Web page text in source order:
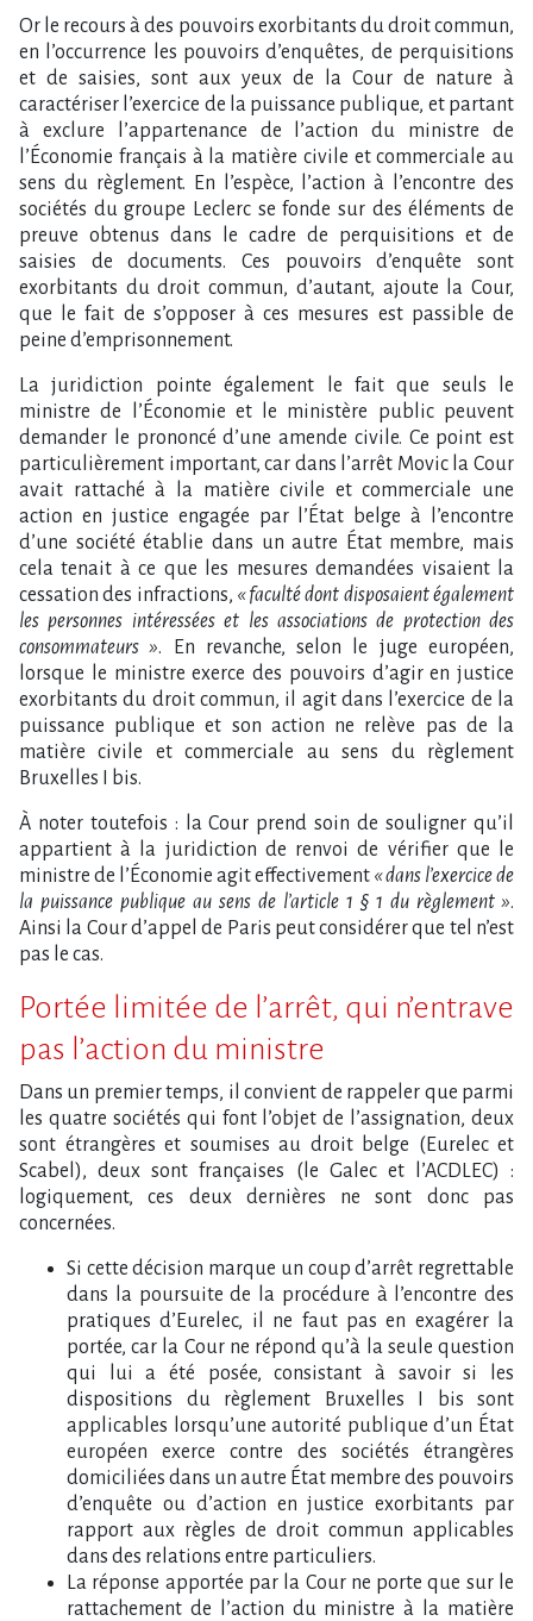
Or le recours à des pouvoirs exorbitants du droit commun,
en l’occurrence les pouvoirs d’enquêtes, de perquisitions
et de saisies, sont aux yeux de la Cour de nature à
caractériser l’exercice de la puissance publique, et partant
à exclure l’appartenance de l’action du ministre de
l’Économie français à la matière civile et commerciale au
sens du règlement. En l’espèce, l’action à l’encontre des
sociétés du groupe Leclerc se fonde sur des éléments de
preuve obtenus dans le cadre de perquisitions et de
saisies de documents. Ces pouvoirs d’enquête sont
exorbitants du droit commun, d’autant, ajoute la Cour,
que le fait de s’opposer à ces mesures est passible de
peine d’emprisonnement.
La juridiction pointe également le fait que seuls le
ministre de l’Économie et le ministère public peuvent
demander le prononcé d’une amende civile. Ce point est
particulièrement important, car dans l’arrêt Movic la Cour
avait rattaché à la matière civile et commerciale une
action en justice engagée par l’État belge à l’encontre
d’une société établie dans un autre État membre, mais
cela tenait à ce que les mesures demandées visaient la
cessation des infractions, « faculté dont disposaient également
les personnes intéressées et les associations de protection des
consommateurs ». En revanche, selon le juge européen,
lorsque le ministre exerce des pouvoirs d’agir en justice
exorbitants du droit commun, il agit dans l’exercice de la
puissance publique et son action ne relève pas de la
matière civile et commerciale au sens du règlement
Bruxelles I bis.
À noter toutefois : la Cour prend soin de souligner qu’il
appartient à la juridiction de renvoi de vérifier que le
ministre de l’Économie agit effectivement « dans l’exercice de
la puissance publique au sens de l’article 1 § 1 du règlement ».
Ainsi la Cour d’appel de Paris peut considérer que tel n’est
pas le cas.
Portée limitée de l’arrêt, qui n’entrave
pas l’action du ministre
Dans un premier temps, il convient de rappeler que parmi
les quatre sociétés qui font l’objet de l’assignation, deux
sont étrangères et soumises au droit belge (Eurelec et
Scabel), deux sont françaises (le Galec et l’ACDLEC) :
logiquement, ces deux dernières ne sont donc pas
concernées.
Si cette décision marque un coup d’arrêt regrettable
dans la poursuite de la procédure à l’encontre des
pratiques d’Eurelec, il ne faut pas en exagérer la
portée, car la Cour ne répond qu’à la seule question
qui lui a été posée, consistant à savoir si les
dispositions du règlement Bruxelles I bis sont
applicables lorsqu’une autorité publique d’un État
européen exerce contre des sociétés étrangères
domiciliées dans un autre État membre des pouvoirs
d’enquête ou d’action en justice exorbitants par
rapport aux règles de droit commun applicables
dans des relations entre particuliers.
La réponse apportée par la Cour ne porte que sur le
rattachement de l’action du ministre à la matière